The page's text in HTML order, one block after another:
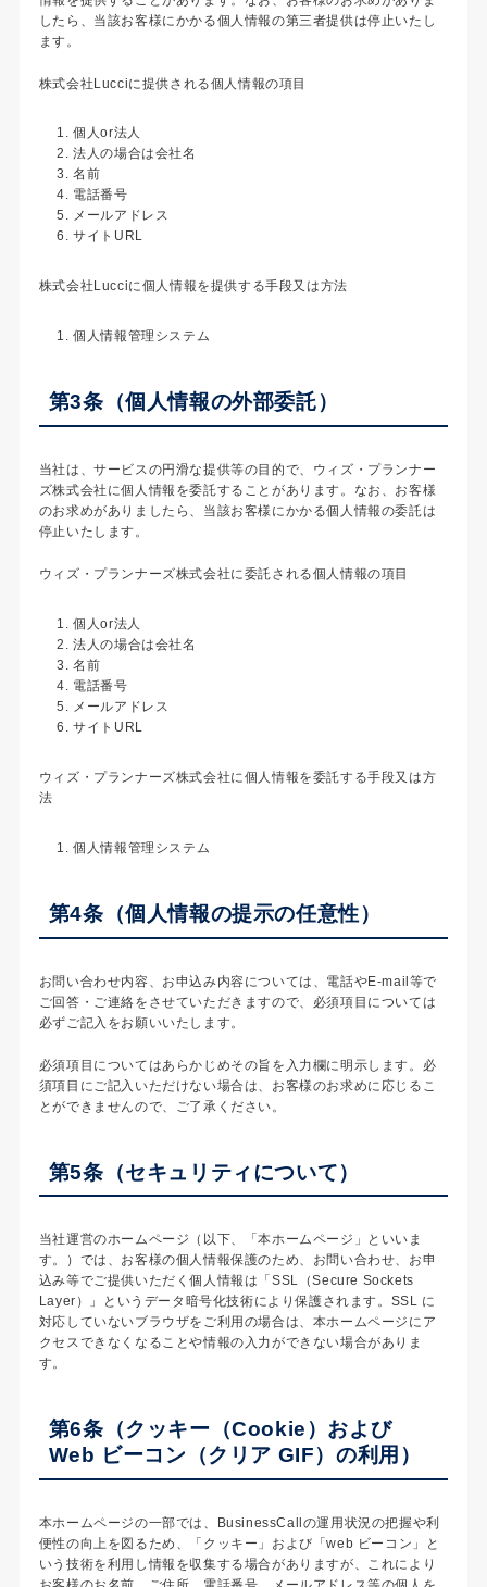
したら、当該お客様にかかる個人情報の第三者提供は停止いたし
ます。
株式会社Lucciに提供される個人情報の項目
個人or法人
法人の場合は会社名
名前
電話番号
メールアドレス
サイトURL
株式会社Lucciに個人情報を提供する手段又は方法
個人情報管理システム
第3条（個人情報の外部委託）
当社は、サービスの円滑な提供等の目的で、ウィズ・プランナー
ズ株式会社に個人情報を委託することがあります。なお、お客様
のお求めがありましたら、当該お客様にかかる個人情報の委託は
停止いたします。
ウィズ・プランナーズ株式会社に委託される個人情報の項目
個人or法人
法人の場合は会社名
名前
電話番号
メールアドレス
サイトURL
ウィズ・プランナーズ株式会社に個人情報を委託する手段又は方
法
個人情報管理システム
第4条（個人情報の提示の任意性）
お問い合わせ内容、お申込み内容については、電話やE-mail等で
ご回答・ご連絡をさせていただきますので、必須項目については
必ずご記入をお願いいたします。
必須項目についてはあらかじめその旨を入力欄に明示します。必
須項目にご記入いただけない場合は、お客様のお求めに応じるこ
とができませんので、ご了承ください。
第5条（セキュリティについて）
当社運営のホームページ（以下、「本ホームページ」といいま
す。）では、お客様の個人情報保護のため、お問い合わせ、お申
込み等でご提供いただく個人情報は「SSL（Secure Sockets
Layer）」というデータ暗号化技術により保護されます。SSL に
対応していないブラウザをご利用の場合は、本ホームページにア
クセスできなくなることや情報の入力ができない場合がありま
す。
第6条（クッキー（Cookie）および
Web ビーコン（クリア GIF）の利用）
本ホームページの一部では、BusinessCallの運用状況の把握や利
便性の向上を図るため、「クッキー」および「web ビーコン」と
いう技術を利用し情報を収集する場合がありますが、これにより